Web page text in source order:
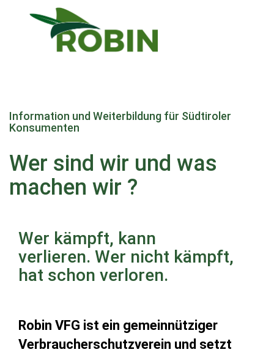
zum
Inhalt
Information und Weiterbildung für Südtiroler
Konsumenten
Wer sind wir und was
machen wir ?
Wer kämpft, kann
verlieren. Wer nicht kämpft,
hat schon verloren.
Robin VFG ist ein gemeinnütziger
Verbraucherschutzverein und setzt